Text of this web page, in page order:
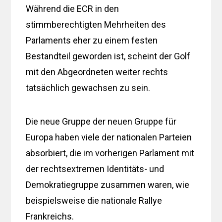
Während die ECR in den
stimmberechtigten Mehrheiten des
Parlaments eher zu einem festen
Bestandteil geworden ist, scheint der Golf
mit den Abgeordneten weiter rechts
tatsächlich gewachsen zu sein.
Die neue Gruppe der neuen Gruppe für
Europa haben viele der nationalen Parteien
absorbiert, die im vorherigen Parlament mit
der rechtsextremen Identitäts- und
Demokratiegruppe zusammen waren, wie
beispielsweise die nationale Rallye
Frankreichs.